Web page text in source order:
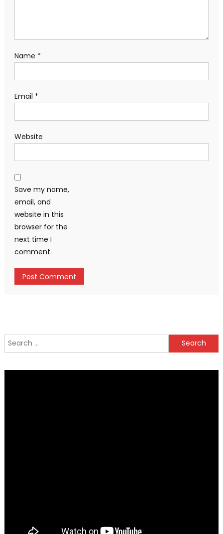
Name *
Email *
Website
Save my name,
email, and
website in this
browser for the
next time I
comment.
Search
for: